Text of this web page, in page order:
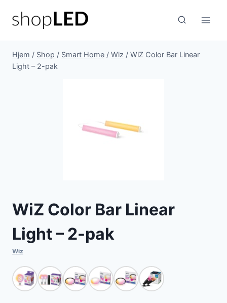
Hjem / Shop / Smart Home / Wiz / WiZ Color Bar Linear
Light – 2-pak
WiZ Color Bar Linear
Light – 2-pak
Wiz